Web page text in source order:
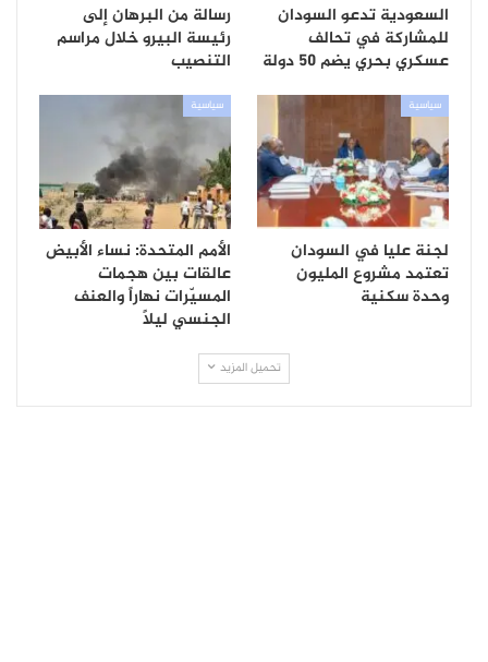
السعودية تدعو السودان
للمشاركة في تحالف
عسكري بحري يضم 50 دولة
رسالة من البرهان إلى
رئيسة البيرو خلال مراسم
التنصيب
سياسية
لجنة عليا في السودان
تعتمد مشروع المليون
وحدة سكنية
سياسية
الأمم المتحدة: نساء الأبيض
عالقات بين هجمات
المسيّرات نهاراً والعنف
الجنسي ليلاً
تحميل المزيد